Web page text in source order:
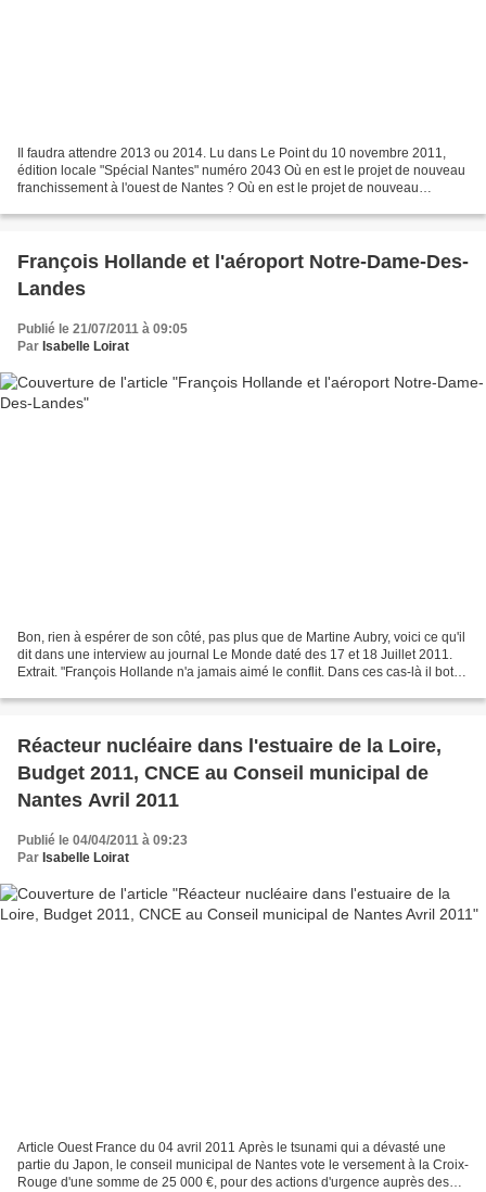
Il faudra attendre 2013 ou 2014. Lu dans Le Point du 10 novembre 2011,
édition locale "Spécial Nantes" numéro 2043 Où en est le projet de nouveau
franchissement à l'ouest de Nantes ? Où en est le projet de nouveau
François Hollande et l'aéroport Notre-Dame-Des-
Landes
Publié le 21/07/2011 à 09:05
Par Isabelle Loirat
Bon, rien à espérer de son côté, pas plus que de Martine Aubry, voici ce qu'il
dit dans une interview au journal Le Monde daté des 17 et 18 Juillet 2011.
Extrait. "François Hollande n'a jamais aimé le conflit. Dans ces cas-là il botte
Réacteur nucléaire dans l'estuaire de la Loire,
Budget 2011, CNCE au Conseil municipal de
Nantes Avril 2011
Publié le 04/04/2011 à 09:23
Par Isabelle Loirat
Article Ouest France du 04 avril 2011 Après le tsunami qui a dévasté une
partie du Japon, le conseil municipal de Nantes vote le versement à la Croix-
Rouge d'une somme de 25 000 €, pour des actions d'urgence auprès des